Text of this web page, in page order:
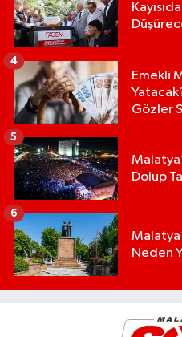
Emekli
Gözler
4
Dolup
5
Neden
6